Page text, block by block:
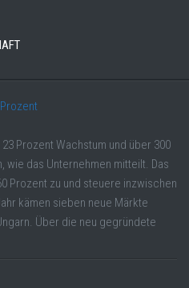
Prozent Wachstum und über 300
wie das Unternehmen mitteilt. Das
Prozent zu und steuere inzwischen
kämen sieben neue Märkte
Über die neu gegründete